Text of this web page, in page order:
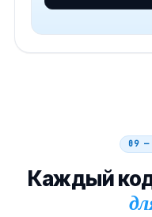
09 —
Каждый